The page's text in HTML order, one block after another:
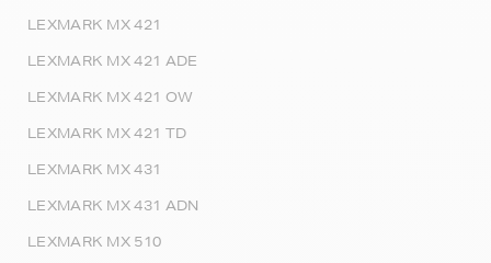
LEXMARK MX 421
LEXMARK MX 421 ADE
LEXMARK MX 421 OW
LEXMARK MX 421 TD
LEXMARK MX 431
LEXMARK MX 431 ADN
LEXMARK MX 510